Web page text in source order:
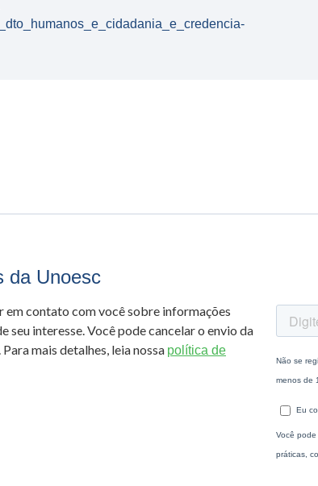
da Unoesc
em contato com você sobre informações
seu interesse. Você pode cancelar o envio da
mais detalhes, leia nossa política de